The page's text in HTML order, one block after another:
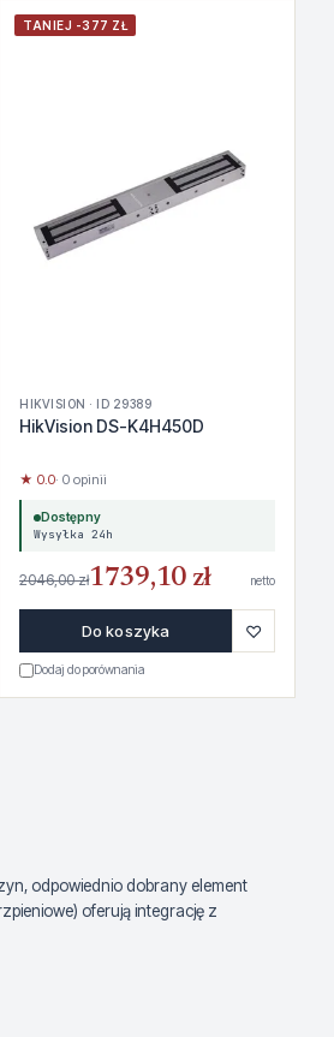
TANIEJ -377 ZŁ
HIKVISION · ID 29389
HikVision DS-K4H450D
★ 0.0· 0 opinii
Dostępny
Wysyłka 24h
2046,00 zł1739,10 zł netto
Do koszyka ♡
Dodaj do porównania
odpowiednio dobrany element
oferują integrację z